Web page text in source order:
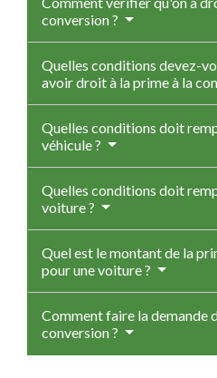
conversion ?
Quelles conditions devez-
avoir droit à la prime à la
Quelles conditions doit
véhicule ?
Quelles conditions doit
voiture ?
Quel est le montant de la
pour une voiture ?
Comment faire la demande
conversion ?